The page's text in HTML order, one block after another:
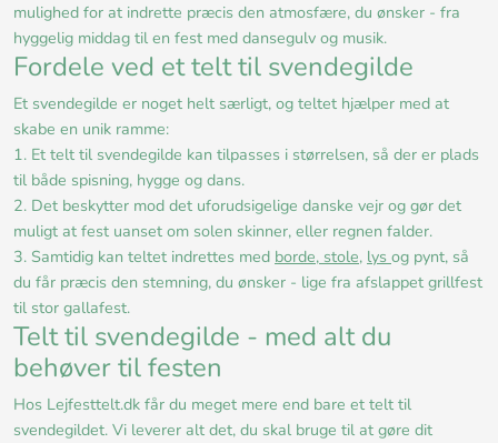
mulighed for at indrette præcis den atmosfære, du ønsker - fra
hyggelig middag til en fest med dansegulv og musik.
Fordele ved et telt til svendegilde
Et svendegilde er noget helt særligt, og teltet hjælper med at
skabe en unik ramme:
1. Et telt til svendegilde kan tilpasses i størrelsen, så der er plads
til både spisning, hygge og dans.
2. Det beskytter mod det uforudsigelige danske vejr og gør det
muligt at fest uanset om solen skinner, eller regnen falder.
3. Samtidig kan teltet indrettes med borde, stole, lys og pynt, så
du får præcis den stemning, du ønsker - lige fra afslappet grillfest
til stor gallafest.
Telt til svendegilde - med alt du
behøver til festen
Hos Lejfesttelt.dk får du meget mere end bare et telt til
svendegildet. Vi leverer alt det, du skal bruge til at gøre dit